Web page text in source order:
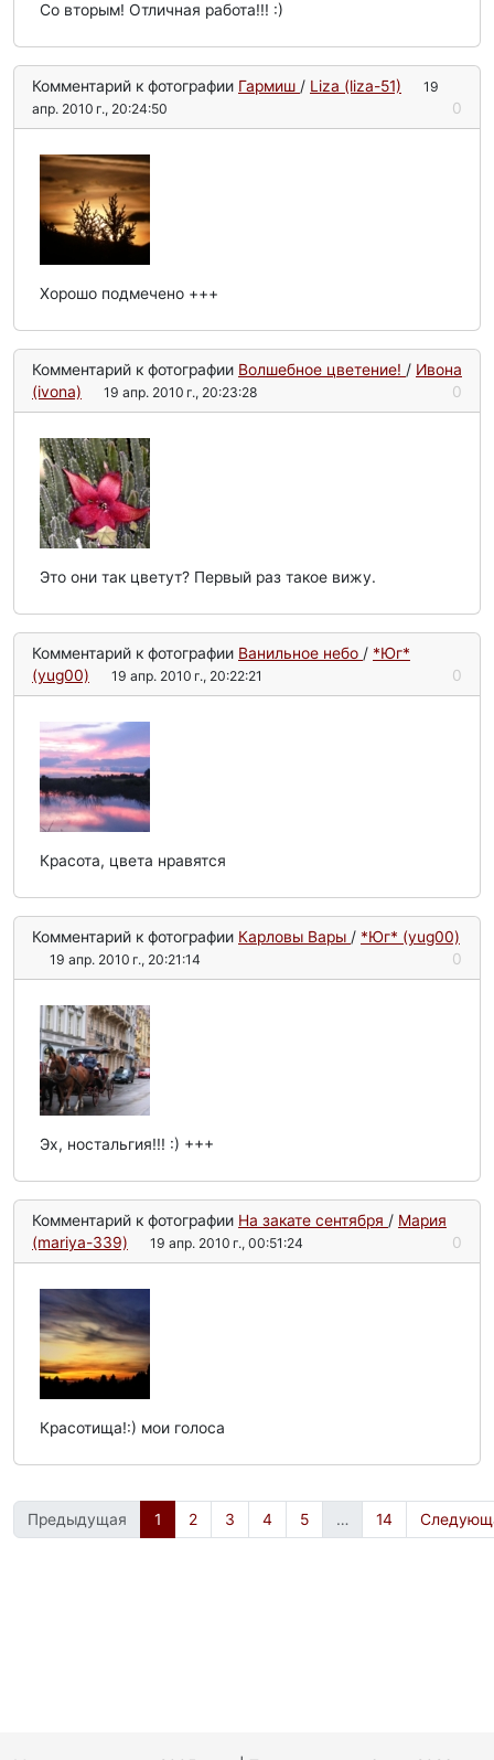
Со вторым! Отличная работа!!! :)
Комментарий к фотографии Гармиш / Liza (liza-51)
19
апр. 2010 г., 20:24:50
0
Хорошо подмечено +++
Комментарий к фотографии Волшебное цветение! / Ивона
(ivona)
19 апр. 2010 г., 20:23:28 0
Это они так цветут? Первый раз такое вижу.
Комментарий к фотографии Ванильное небо / *Юг*
(yug00)
19 апр. 2010 г., 20:22:21 0
Красота, цвета нравятся
Комментарий к фотографии Карловы Вары / *Юг* (yug00)
19 апр. 2010 г., 20:21:14 0
Эх, ностальгия!!! :) +++
Комментарий к фотографии На закате сентября / Мария
(mariya-339)
19 апр. 2010 г., 00:51:24 0
Красотища!:) мои голоса
Предыдущая 1 2 3 4 5 … 14